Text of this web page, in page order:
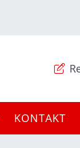
KONTAKT